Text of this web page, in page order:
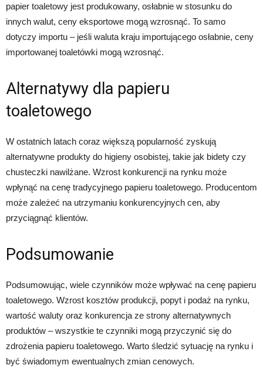
papier toaletowy jest produkowany, osłabnie w stosunku do
innych walut, ceny eksportowe mogą wzrosnąć. To samo
dotyczy importu – jeśli waluta kraju importującego osłabnie, ceny
importowanej toaletówki mogą wzrosnąć.
Alternatywy dla papieru
toaletowego
W ostatnich latach coraz większą popularność zyskują
alternatywne produkty do higieny osobistej, takie jak bidety czy
chusteczki nawilżane. Wzrost konkurencji na rynku może
wpłynąć na cenę tradycyjnego papieru toaletowego. Producentom
może zależeć na utrzymaniu konkurencyjnych cen, aby
przyciągnąć klientów.
Podsumowanie
Podsumowując, wiele czynników może wpływać na cenę papieru
toaletowego. Wzrost kosztów produkcji, popyt i podaż na rynku,
wartość waluty oraz konkurencja ze strony alternatywnych
produktów – wszystkie te czynniki mogą przyczynić się do
zdrożenia papieru toaletowego. Warto śledzić sytuację na rynku i
być świadomym ewentualnych zmian cenowych.